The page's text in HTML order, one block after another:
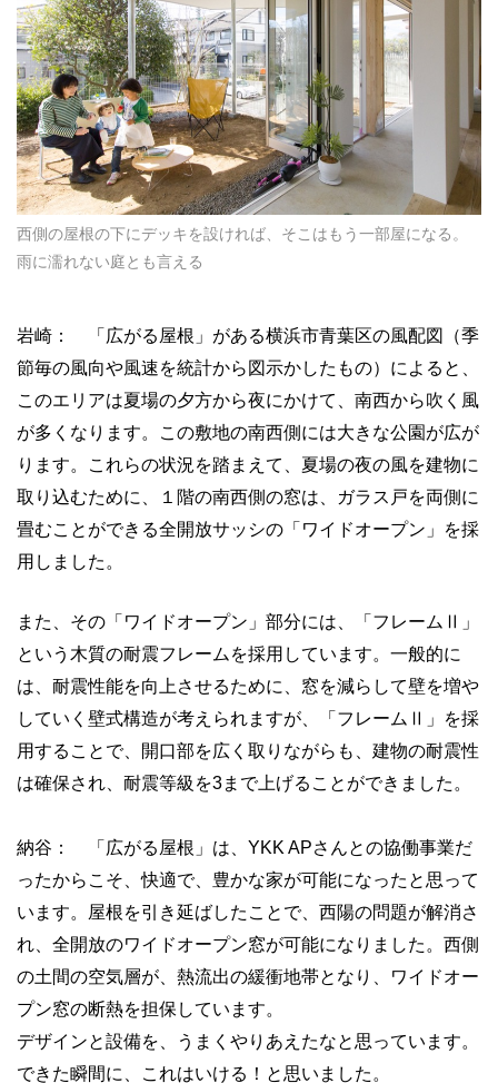
西側の屋根の下にデッキを設ければ、そこはもう一部屋になる。
雨に濡れない庭とも言える
岩崎： 「広がる屋根」がある横浜市青葉区の風配図（季
節毎の風向や風速を統計から図示かしたもの）によると、
このエリアは夏場の夕方から夜にかけて、南西から吹く風
が多くなります。この敷地の南西側には大きな公園が広が
ります。これらの状況を踏まえて、夏場の夜の風を建物に
取り込むために、１階の南西側の窓は、ガラス戸を両側に
畳むことができる全開放サッシの「ワイドオープン」を採
用しました。
また、その「ワイドオープン」部分には、「フレームⅡ」
という木質の耐震フレームを採用しています。一般的に
は、耐震性能を向上させるために、窓を減らして壁を増や
していく壁式構造が考えられますが、「フレームⅡ」を採
用することで、開口部を広く取りながらも、建物の耐震性
は確保され、耐震等級を3まで上げることができました。
納谷： 「広がる屋根」は、YKK APさんとの協働事業だ
ったからこそ、快適で、豊かな家が可能になったと思って
います。屋根を引き延ばしたことで、西陽の問題が解消さ
れ、全開放のワイドオープン窓が可能になりました。西側
の土間の空気層が、熱流出の緩衝地帯となり、ワイドオー
プン窓の断熱を担保しています。
デザインと設備を、うまくやりあえたなと思っています。
できた瞬間に、これはいける！と思いました。